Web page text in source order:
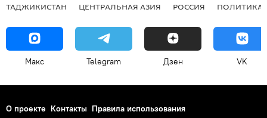
ТАДЖИКИСТАН ЦЕНТРАЛЬНАЯ АЗИЯ РОССИЯ ПОЛИТИКА
Макс Telegram Дзен VK
О проекте Контакты Правила использования